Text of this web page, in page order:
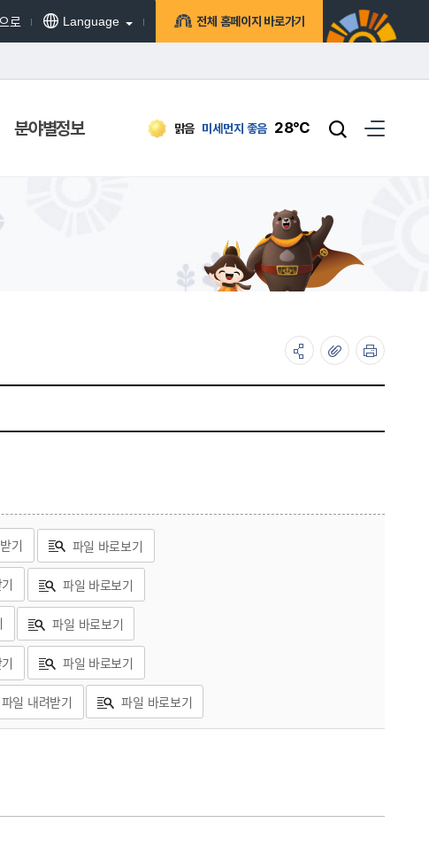
로 Language 전체 홈페이지 바로가기
맑음 미세먼지 좋음 28℃
분야별정보
기 파일 바로보기
파일 바로보기
파일 바로보기
파일 바로보기
파일 내려받기 파일 바로보기